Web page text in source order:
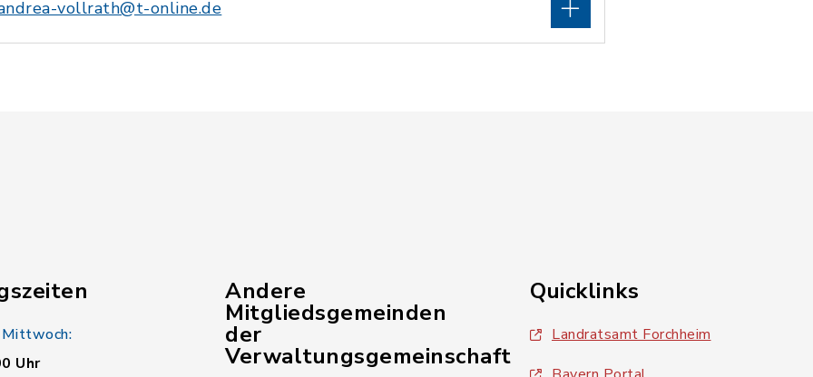
vollrath@t-online.de
Uhr
Andere
Mitgliedsgemeinden
der
Verwaltungsgemeinschaft
Quicklinks
Landratsamt Forchheim